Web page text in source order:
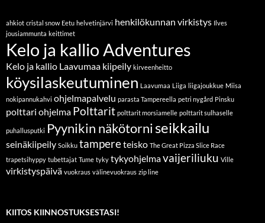
ahkiot cristal snow Eetu helvetinjärvi henkilökunnan virkistys Ilves
jousiammunta keittimet
Kelo ja kallio Adventures
Kelo ja kallio Laavumaa kiipeily kirveenheitto
köysilaskeutuminen Laavumaa Liiga liigajoukkue Miisa
nokipannukahvi ohjelmapalvelu parasta Tampereella petri nygård Pinsku
polttari ohjelma Polttarit polttarit morsiamelle polttarit sulhaselle
puhallusputki Pyynikin näkötorniseikkailu
seinäkiipeily Soikku tampereteisko The Great Pizza Slice Race
trapetsihyppy tubettajat Tume tyky tykyohjelmavaijeriliuku Ville
virkistyspäivä vuokraus välinevuokraus zip line
KIITOS KIINNOSTUKSESTASI!